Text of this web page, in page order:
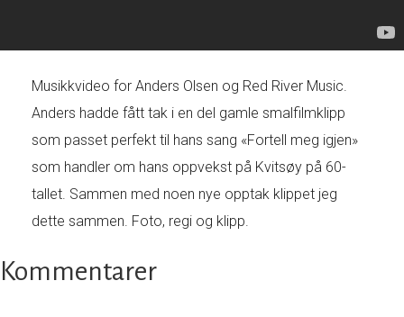
Musikkvideo for Anders Olsen og Red River Music.
Anders hadde fått tak i en del gamle smalfilmklipp
som passet perfekt til hans sang «Fortell meg igjen»
som handler om hans oppvekst på Kvitsøy på 60-
tallet. Sammen med noen nye opptak klippet jeg
dette sammen. Foto, regi og klipp.
Kommentarer